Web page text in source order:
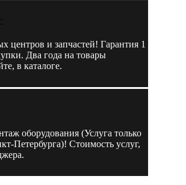
центров и запчастей! Гарантия 1
Два года на товары
в каталоге.
оборудования (Услуга только
Петербурга)! Стоимость услуг,